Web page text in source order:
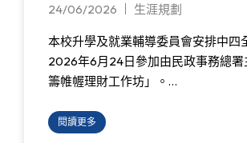
24/06/2026 生涯規劃
本校升學及就業輔導委員會安排中四
2026年6月24日參加由民政事務總署
籌帷幄理財工作坊」。…
閱讀更多